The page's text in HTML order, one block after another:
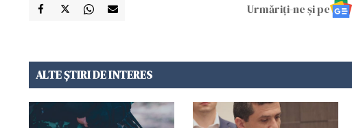
Urmăriți-ne și pe
ALTE ȘTIRI DE INTERES